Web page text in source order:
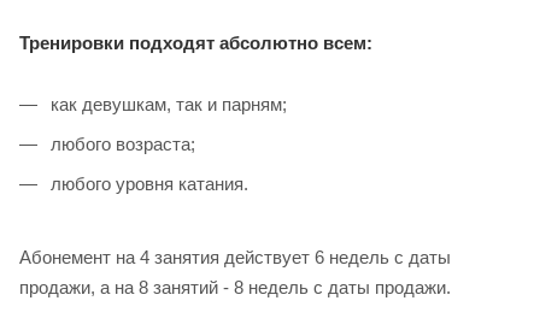
Тренировки подходят абсолютно всем:
как девушкам, так и парням;
любого возраста;
любого уровня катания.
Абонемент на 4 занятия действует 6 недель с даты
продажи, а на 8 занятий - 8 недель с даты продажи.